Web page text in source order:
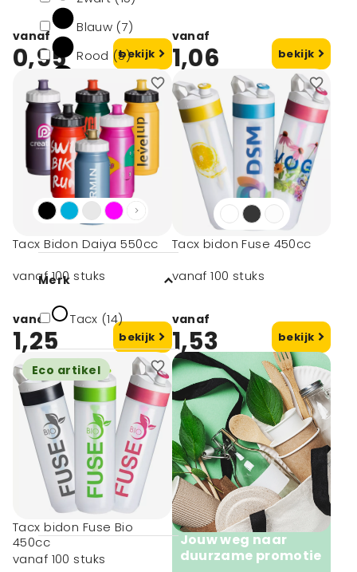
Blauw (7)
Rood (5)
Oranje (5)
toon meer
Minimale afname
50 (12)
100 (3)
Merk
Tacx (14)
Materiaal type
Biologisch
afbreekbaar (5)
Biologisch
afbreekbaar
(suikerriet) (4)
Polyethyleen (4)
vanaf
0,95 bekijk
vanaf
1,06 bekijk
Tacx Bidon Daiya 550cc
vanaf 100 stuks
vanaf
1,25 bekijk
Tacx bidon Fuse 450cc
vanaf 100 stuks
vanaf
1,53 bekijk
Eco artikel
Tacx bidon Fuse Bio
450cc
vanaf 100 stuks
Jouw weg naar
duurzame promotie